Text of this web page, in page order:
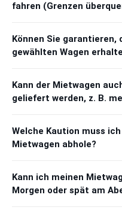
fahren (Grenzen
Können Sie garantieren,
gewählten Wagen
Kann der Mietwagen
geliefert werden, z. B.
Welche Kaution muss
Mietwagen abhole?
Kann ich meinen
Morgen oder spät am